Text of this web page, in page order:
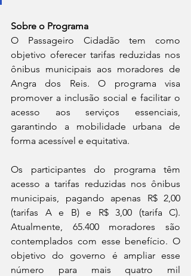
Sobre o Programa
O Passageiro Cidadão tem como
objetivo oferecer tarifas reduzidas nos
ônibus municipais aos moradores de
Angra dos Reis. O programa visa
promover a inclusão social e facilitar o
acesso aos serviços essenciais,
garantindo a mobilidade urbana de
forma acessível e equitativa.
Os participantes do programa têm
acesso a tarifas reduzidas nos ônibus
municipais, pagando apenas R$ 2,00
(tarifas A e B) e R$ 3,00 (tarifa C).
Atualmente, 65.400 moradores são
contemplados com esse benefício. O
objetivo do governo é ampliar esse
número para mais quatro mil